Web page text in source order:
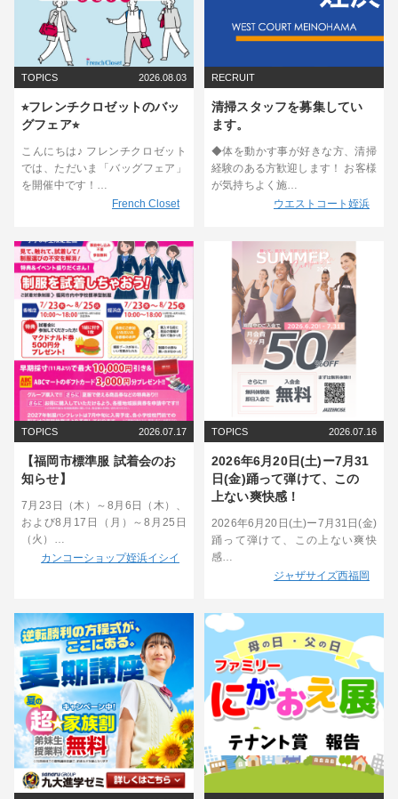
TOPICS 2026.08.03
⭐︎フレンチクロゼットのバッ
グフェア⭐︎
こんにちは♪ フレンチクロゼット
では、ただいま「バッグフェア」
を開催中です！…
French Closet
RECRUIT
清掃スタッフを募集してい
ます。
◆体を動かす事が好きな方、清掃
経験のある方歓迎します！ お客様
が気持ちよく施…
ウエストコート姪浜
TOPICS 2026.07.17
【福岡市標準服 試着会のお
知らせ】
7月23日（木）～8月6日（木）、
および8月17日（月）～8月25日
（火）…
カンコーショップ姪浜イシイ
TOPICS 2026.07.16
2026年6月20日(土)ー7月31
日(金)踊って弾けて、この
上ない爽快感！
2026年6月20日(土)ー7月31日(金)
踊って弾けて、この上ない爽快
感…
ジャザサイズ西福岡